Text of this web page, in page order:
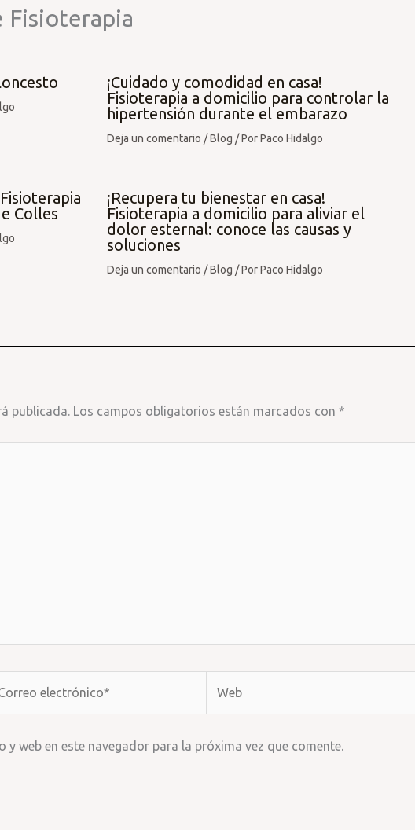
Fisioterapia
¡Cuidado y comodidad en casa!
Fisioterapia a domicilio para controlar la
hipertensión durante el embarazo
Deja un comentario /Blog / PorPaco Hidalgo
Colles
¡Recupera tu bienestar en casa!
Fisioterapia a domicilio para aliviar el
dolor esternal: conoce las causas y
soluciones
Deja un comentario /Blog / PorPaco Hidalgo
publicada. Los campos obligatorios están marcados con *
web en este navegador para la próxima vez que comente.